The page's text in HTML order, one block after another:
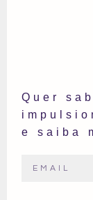
Quer
e saiba